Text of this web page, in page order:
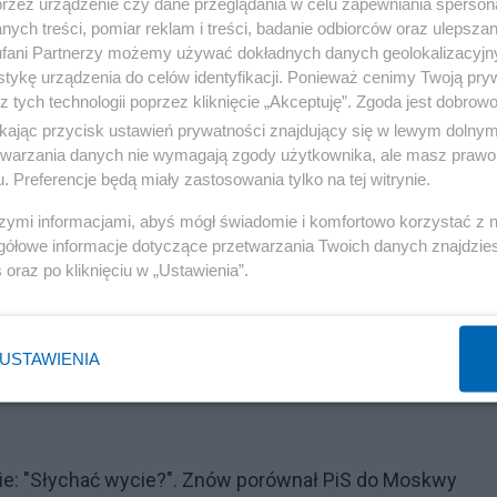
(Kaleidoscope), ponieważ potrafi skutecznie
podszywa się pod popularne aplikacje
za pośrednictwem zewnętrznych sklepów z
użytkownicy są nakłaniani za pomocą
do złudzenia przypomina legalną wersję, więc
wyświetlające reklamy pełnoekranowe, w tym
interakcji ze strony użytkownika. To utrudnia
urządzeń oraz szybsze zużywanie baterii.
"Słychać wycie?". Znów porównał PiS do Moskwy
treści, pomiar reklam i treści, badanie odbiorców oraz
Partnerzy możemy używać dokładnych danych
urządzenia do celów identyfikacji. Ponieważ cenimy Twoją
tych technologii poprzez kliknięcie „Akceptuję”. Zgoda jest
przycisk ustawień prywatności znajdujący się w lewym
danych nie wymagają zgody użytkownika, ale masz
Preferencje będą miały zastosowania tylko na tej witrynie.
informacjami, abyś mógł świadomie i komfortowo korzystać z
informacje dotyczące przetwarzania Twoich danych
oraz po kliknięciu w „Ustawienia”.
USTAWIENIA